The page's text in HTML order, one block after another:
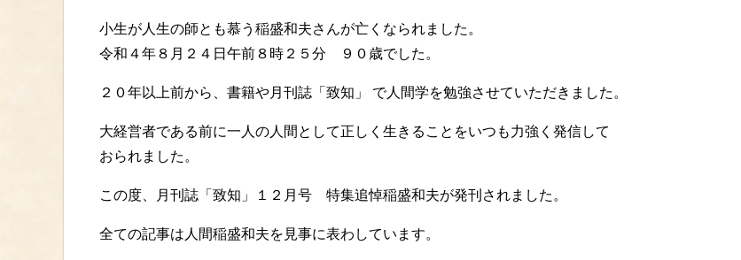
小生が人生の師とも慕う稲盛和夫さんが亡くなられました。
令和４年８月２４日午前８時２５分 ９０歳でした。
２０年以上前から、書籍や月刊誌「致知」 で人間学を勉強させていただきました。
大経営者である前に一人の人間として正しく生きることをいつも力強く発信して
おられました。
この度、月刊誌「致知」１２月号 特集追悼稲盛和夫が発刊されました。
全ての記事は人間稲盛和夫を見事に表わしています。